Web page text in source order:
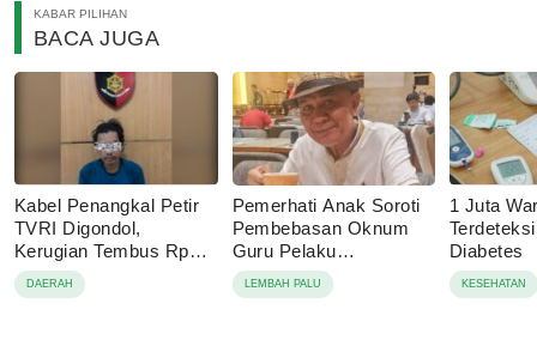
KABAR PILIHAN
BACA JUGA
Kabel Penangkal Petir
TVRI Digondol,
Kerugian Tembus Rp80
Juta
DAERAH
Pemerhati Anak Soroti
Pembebasan Oknum
Guru Pelaku
Pencabulan, Desak
Proses Hukum
LEMBAH PALU
1 Juta
Diabetes
KESEHATAN